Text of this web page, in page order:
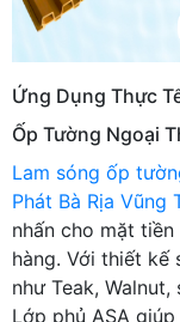
Ứng Dụng Thực
Ốp Tường Ngoại
Lam sóng ốp
Phát Bà Rịa Vũng
nhấn cho mặt
hàng. Với thiết kế
như Teak,
Lớp phủ ASA